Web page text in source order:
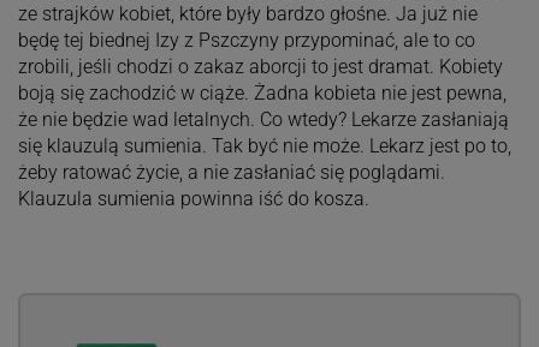
ze strajków kobiet, które były bardzo głośne. Ja już nie
będę tej biednej Izy z Pszczyny przypominać, ale to co
zrobili, jeśli chodzi o zakaz aborcji to jest dramat. Kobiety
boją się zachodzić w ciąże. Żadna kobieta nie jest pewna,
że nie będzie wad letalnych. Co wtedy? Lekarze zasłaniają
się klauzulą sumienia. Tak być nie może. Lekarz jest po to,
żeby ratować życie, a nie zasłaniać się poglądami.
Klauzula sumienia powinna iść do kosza.